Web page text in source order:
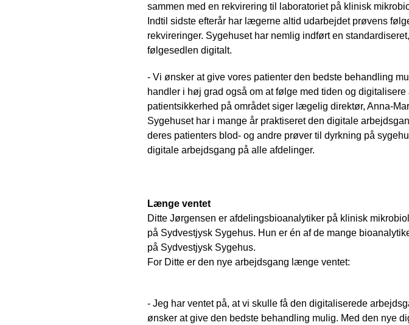
sammen med en rekvirering til laboratoriet på klinisk
Indtil sidste efterår har lægerne altid udarbejdet prøvens
rekvireringer. Sygehuset har nemlig indført en
følgesedlen digitalt.
- Vi ønsker at give vores patienter den bedste behandling
handler i høj grad også om at følge med tiden og
patientsikkerhed på området siger lægelig direktør, Anna-
Sygehuset har i mange år praktiseret den digitale
deres patienters blod- og andre prøver til dyrkning på
digitale arbejdsgang på alle afdelinger.
Længe ventet
Ditte Jørgensen er afdelingsbioanalytiker på klinisk
på Sydvestjysk Sygehus. Hun er én af de mange
på Sydvestjysk Sygehus.
For Ditte er den nye arbejdsgang længe ventet:
- Jeg har ventet på, at vi skulle få den digitaliserede
ønsker at give den bedste behandling mulig. Med den nye